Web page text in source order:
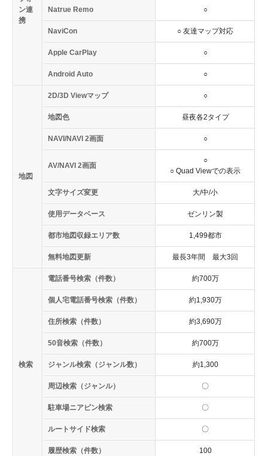
ン連
携
Natrue Remo ○
NaviCon ○ 友達マップ対応
Apple CarPlay ○
Android Auto ○
地図
2D/3D Viewマップ ○
地図色 昼夜各2タイプ
NAVI/NAVI 2画面 ○
AV/NAVI 2画面
○
○ Quad Viewでの表示
文字サイズ変更 大/中/小
使用データベース ゼンリン製
都市地図収録エリア数 1,499都市
無料地図更新 最長3年間 最大3回
検索
電話番号検索（件数） 約700万
個人宅電話番号検索（件数） 約1,930万
住所検索（件数） 約3,690万
50音検索（件数） 約700万
ジャンル検索（ジャンル数） 約1,300
周辺検索（ジャンル） 〇
駐車場ニアピン検索 〇
ルートサイド検索 〇
履歴検索（件数） 100